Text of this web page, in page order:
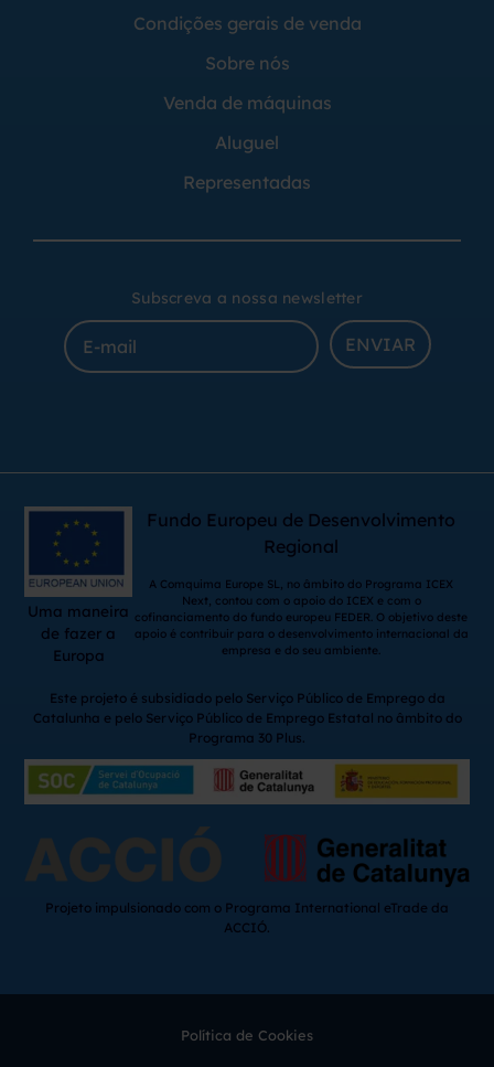
Condições gerais de venda
Sobre nós
Venda de máquinas
Aluguel
Representadas
Subscreva a nossa newsletter
ENVIAR
Uma maneira
de fazer a
Europa
Fundo Europeu de Desenvolvimento
Regional
A Comquima Europe SL, no âmbito do Programa ICEX
Next, contou com o apoio do ICEX e com o
cofinanciamento do fundo europeu FEDER. O objetivo deste
apoio é contribuir para o desenvolvimento internacional da
empresa e do seu ambiente.
Este projeto é subsidiado pelo Serviço Público de Emprego da
Catalunha e pelo Serviço Público de Emprego Estatal no âmbito do
Programa 30 Plus.
Projeto impulsionado com o Programa International eTrade da
ACCIÓ.
Política de Cookies